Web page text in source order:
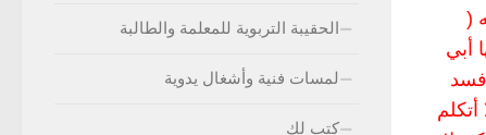
(
أبي
الحقيبة التربوية للمعلمة والطالبة
لمسات فنية وأشغال يدوية
كتب لكِ